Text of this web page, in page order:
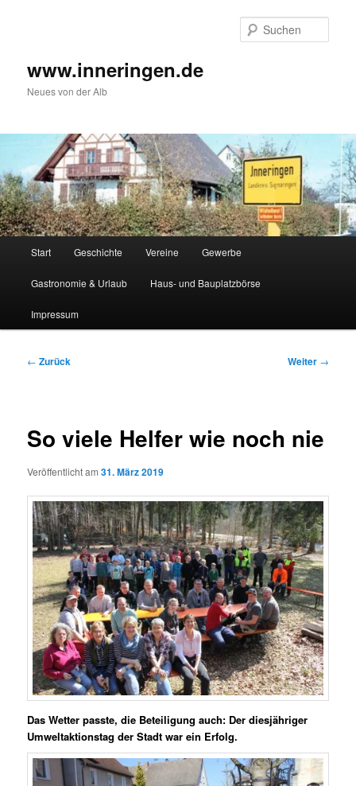
www.inneringen.de
Neues von der Alb
Start Geschichte Vereine Gewerbe
Gastronomie & Urlaub Haus- und Bauplatzbörse
Impressum
Beitragsnavigation
← Zurück Weiter →
So viele Helfer wie noch nie
Veröffentlicht am31. März 2019
Das Wetter passte, die Beteiligung auch: Der diesjähriger
Umweltaktionstag der Stadt war ein Erfolg.